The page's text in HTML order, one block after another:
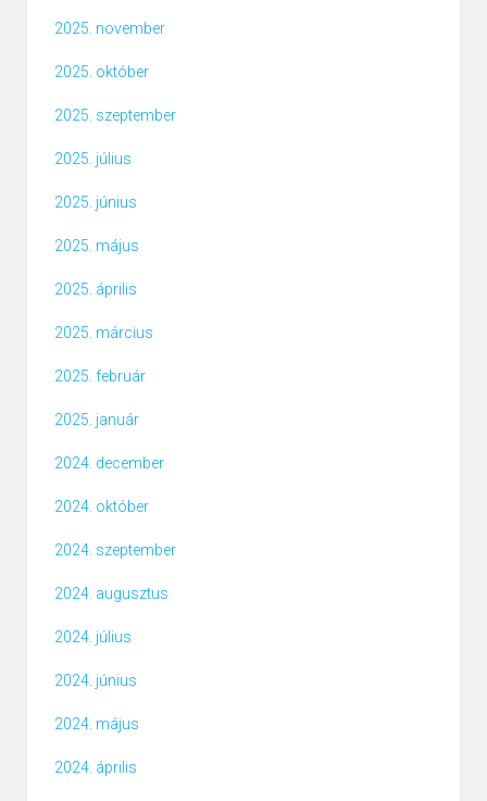
2025. november
2025. október
2025. szeptember
2025. július
2025. június
2025. május
2025. április
2025. március
2025. február
2025. január
2024. december
2024. október
2024. szeptember
2024. augusztus
2024. július
2024. június
2024. május
2024. április